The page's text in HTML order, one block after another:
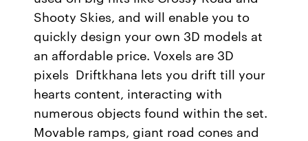
Shooty Skies, and will enable you to
quickly design your own 3D models at
an affordable price. Voxels are 3D
pixels Driftkhana lets you drift till your
hearts content, interacting with
numerous objects found within the set.
Movable ramps, giant road cones and